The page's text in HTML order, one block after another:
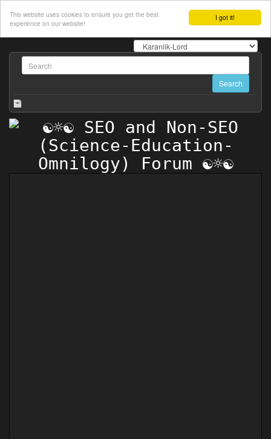
I got it!
This website uses cookies to ensure you get the best
experience on our website!